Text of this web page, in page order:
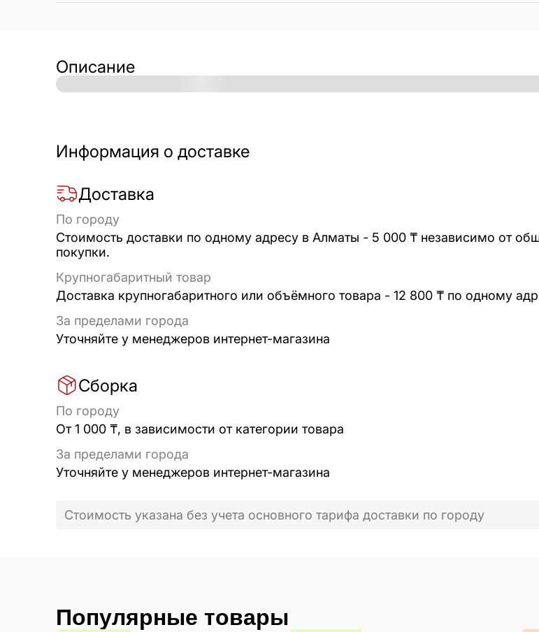
Описание
Информация о доставке
Доставка
По городу
Стоимость доставки по одному адресу в Алматы - 5 000 ₸ независимо от
покупки.
Крупногабаритный товар
Доставка крупногабаритного или объёмного товара - 12 800 ₸ по одному
За пределами города
Уточняйте у менеджеров интернет-магазина
Сборка
По городу
От 1 000 ₸, в зависимости от категории товара
За пределами города
Уточняйте у менеджеров интернет-магазина
Стоимость указана без учета основного тарифа доставки по городу
Популярные товары